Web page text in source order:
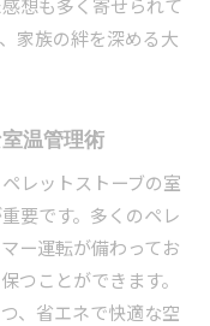
家族の絆を深める大
温管理術
レットストーブの室
要です。多くのペレ
ー運転が備わってお
つことができます。
、省エネで快適な空